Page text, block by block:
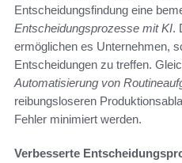
Entscheidungsfindung eine
Entscheidungsprozesse mit KI.
ermöglichen es Unternehmen,
Entscheidungen zu treffen.
Automatisierung von
reibungsloseren
Fehler minimiert werden.
Verbesserte